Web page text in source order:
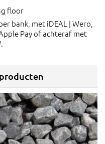
floor
bank, met iDEAL | Wero,
Pay of achteraf met